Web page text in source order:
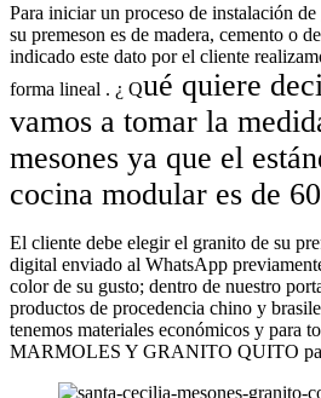
Para iniciar un proceso de instalación
su premeson es de madera, cemento o
indicado este dato por el cliente
forma lineal . ¿ Qué quiere
vamos a tomar la
mesones ya que el
cocina modular es de
El cliente debe elegir el granito de su
digital enviado al WhatsApp
color de su gusto; dentro de nuestro
productos de procedencia chino y
tenemos materiales económicos y para
MARMOLES Y GRANITO QUITO